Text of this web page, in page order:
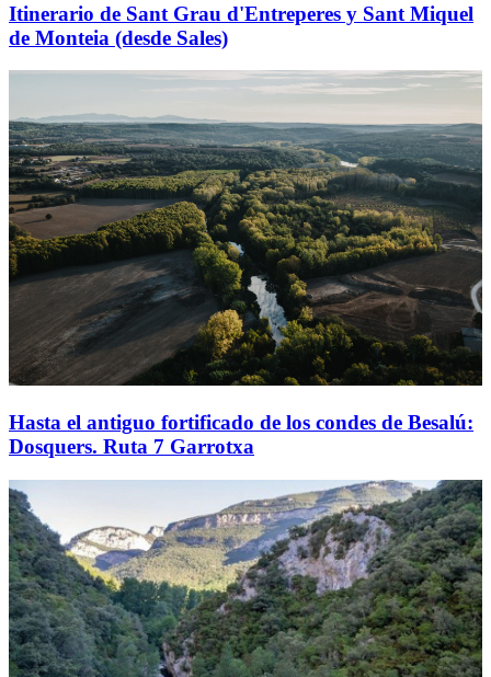
Itinerario de Sant Grau d'Entreperes y Sant Miquel
de Monteia (desde Sales)
Hasta el antiguo fortificado de los condes de Besalú:
Dosquers. Ruta 7 Garrotxa